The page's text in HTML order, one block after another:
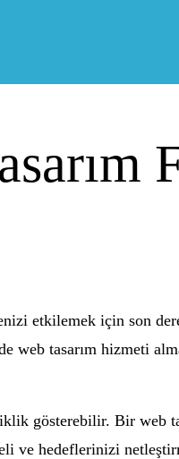
etkilemek için son
web tasarım hizmeti
gösterebilir. Bir web
ve hedeflerinizi